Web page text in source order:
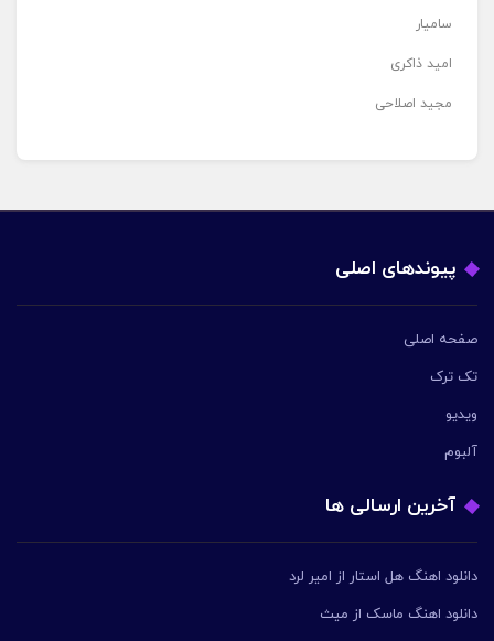
سامیار
امید ذاکری
مجید اصلاحی
پیوندهای اصلی
صفحه اصلی
تک ترک
ویدیو
آلبوم
آخرین ارسالی ها
دانلود اهنگ هل استار از امیر لرد
دانلود اهنگ ماسک از میث